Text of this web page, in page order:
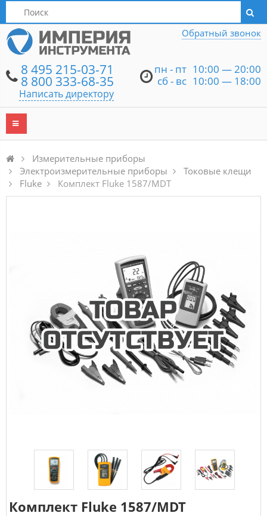
Написать директору
8 495 215-03-71
8 800 333-68-35
Написать директору
пн - пт 10:00 — 20:00
сб - вс 10:00 — 18:00
Обратный звонок
Измерительные приборы
Электроизмерительные приборы
Токовые клещи
Fluke
Комплект Fluke 1587/MDT
Комплект Fluke 1587/MDT